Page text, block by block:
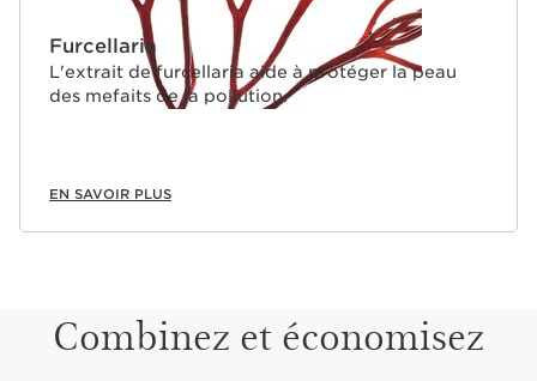
Furcellaria
L'extrait de furcellaria aide à protéger la peau
des mefaits de la pollution.
EN SAVOIR PLUS
Combinez et économisez